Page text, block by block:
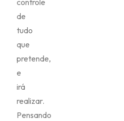
controle
de
tudo
que
pretende,
e
irá
realizar.
Pensando